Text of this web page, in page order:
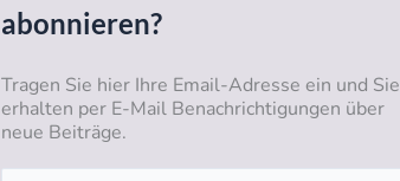
abonnieren?
Tragen Sie hier Ihre Email-Adresse ein und Sie
erhalten per E-Mail Benachrichtigungen über
neue Beiträge.